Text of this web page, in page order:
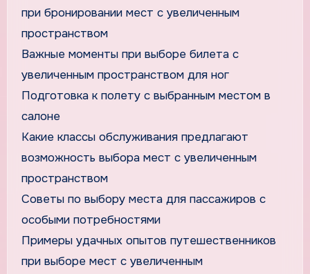
при бронировании мест с увеличенным
пространством
Важные моменты при выборе билета с
увеличенным пространством для ног
Подготовка к полету с выбранным местом в
салоне
Какие классы обслуживания предлагают
возможность выбора мест с увеличенным
пространством
Советы по выбору места для пассажиров с
особыми потребностями
Примеры удачных опытов путешественников
при выборе мест с увеличенным